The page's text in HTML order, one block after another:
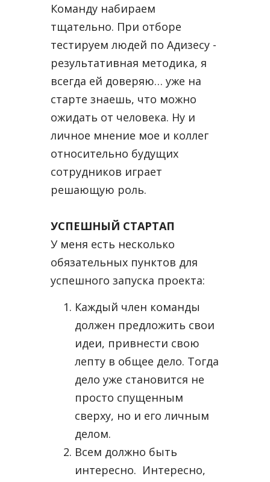
Команду набираем
тщательно. При отборе
тестируем людей по Адизесу -
результативная методика, я
всегда ей доверяю… уже на
старте знаешь, что можно
ожидать от человека. Ну и
личное мнение мое и коллег
относительно будущих
сотрудников играет
решающую роль.
УСПЕШНЫЙ СТАРТАП
У меня есть несколько
обязательных пунктов для
успешного запуска проекта:
Каждый член команды
должен предложить свои
идеи, привнести свою
лепту в общее дело. Тогда
дело уже становится не
просто спущенным
сверху, но и его личным
делом.
Всем должно быть
интересно. Интересно,